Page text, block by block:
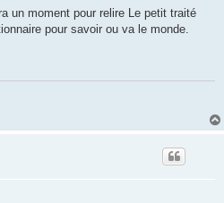
un moment pour relire Le petit traité
pour savoir ou va le monde.